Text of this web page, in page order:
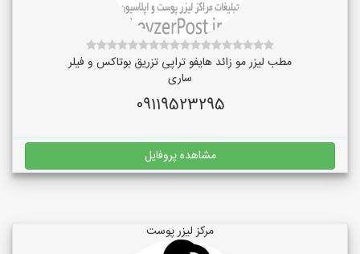
مطب لیزر مو زائد هایفو تراپی تزریق بوتاکس و فیلر
ساری
09119523295
مشاهده پروفایل
مرکز لیزر پوست